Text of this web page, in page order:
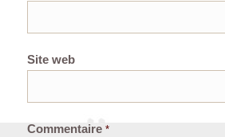
Site web
Commentaire *